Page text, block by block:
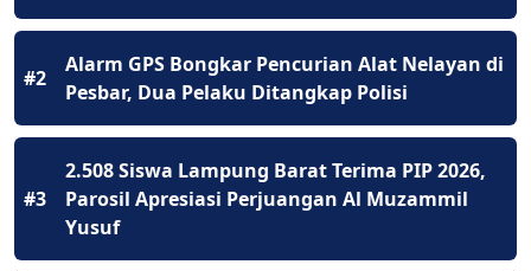
#2
Alarm GPS Bongkar Pencurian Alat Nelayan di
Pesbar, Dua Pelaku Ditangkap Polisi
#3
2.508 Siswa Lampung Barat Terima PIP 2026,
Parosil Apresiasi Perjuangan Al Muzammil
Yusuf